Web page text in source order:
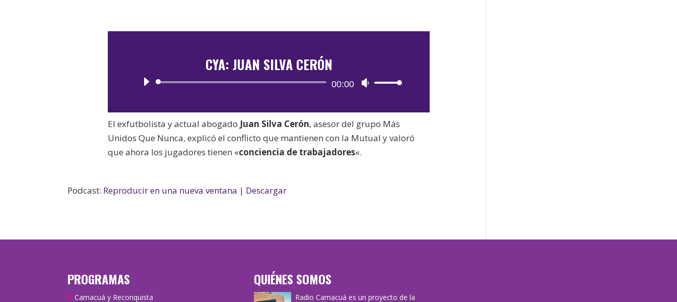
CYA: JUAN SILVA CERÓN
Reproductor
audio
00:00
Utiliza
teclas
de
flecha
volumen.
El exfutbolista y actual abogado Juan Silva Cerón, asesor del grupo Más
Unidos Que Nunca, explicó el conflicto que mantienen con la Mutual y valoró
que ahora los jugadores tienen «conciencia de trabajadores«.
Podcast: Reproducir en una nueva ventana | Descargar
PROGRAMAS
Camacuá y Reconquista
QUIÉNES SOMOS
Radio Camacuá es un proyecto de la